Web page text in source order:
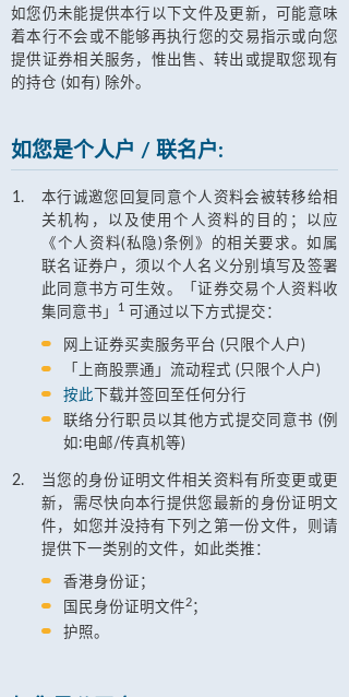
如您仍未能提供本行以下文件及更新，可能意味
着本行不会或不能够再执行您的交易指示或向您
提供证券相关服务，惟出售、转出或提取您现有
的持仓 (如有) 除外。
如您是个人户 / 联名户:
本行诚邀您回复同意个人资料会被转移给相
关机构，以及使用个人资料的目的；以应
《个人资料(私隐)条例》的相关要求。如属
联名证券户，须以个人名义分别填写及签署
此同意书方可生效。「证券交易个人资料收
集同意书」
1 可通过以下方式提交：
网上证券买卖服务平台 (只限个人户)
「上商股票通」流动程式 (只限个人户)
按此 下载并签回至任何分行
联络分行职员以其他方式提交同意书 (例
如:电邮/传真机等)
当您的身份证明文件相关资料有所变更或更
新，需尽快向本行提供您最新的身份证明文
件，如您并没持有下列之第一份文件，则请
提供下一类别的文件，如此类推：
香港身份证；
国民身份证明文件2；
护照。